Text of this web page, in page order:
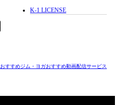
K-1 LICENSE
おすすめジム・ヨガおすすめ動画配信サービス